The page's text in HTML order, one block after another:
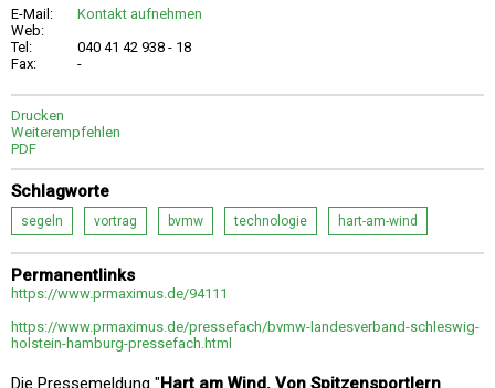
E-Mail:
Kontakt aufnehmen
Web:
Tel:
040 41 42 938 - 18
Fax:
-
Drucken
Weiterempfehlen
PDF
Schlagworte
segeln vortrag bvmw technologie hart-am-wind
Permanentlinks
https://www.prmaximus.de/94111
https://www.prmaximus.de/pressefach/bvmw-landesverband-schleswig-
holstein-hamburg-pressefach.html
Die Pressemeldung "Hart am Wind. Von Spitzensportlern